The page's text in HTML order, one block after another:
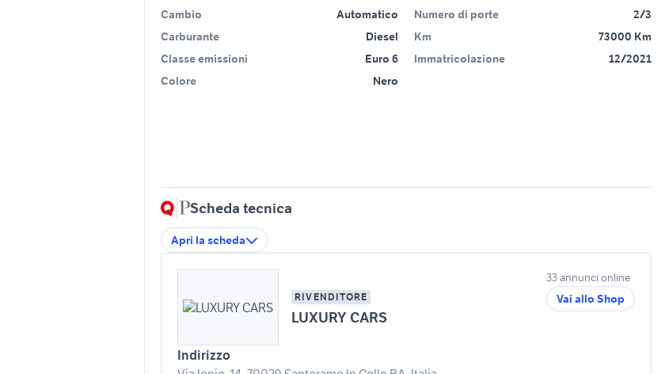
Cambio
Automatico
Carburante
Diesel
Classe emissioni
Euro 6
Colore
Nero
Numero di porte
2/3
Km
73000 Km
Immatricolazione
12/2021
Scheda tecnica
Apri la scheda
RIVENDITORE
LUXURY CARS
Indirizzo
33 annunci online
Vai allo Shop